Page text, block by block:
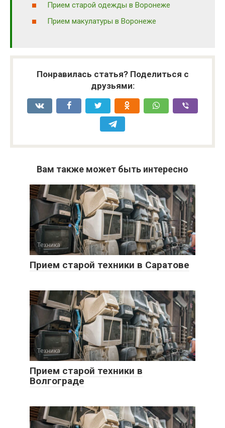
Прием старой одежды в Воронеже
Прием макулатуры в Воронеже
Понравилась статья? Поделиться с
друзьями:
Вам также может быть интересно
Техника 0
Прием старой техники в Саратове
Техника 0
Прием старой техники в
Волгограде